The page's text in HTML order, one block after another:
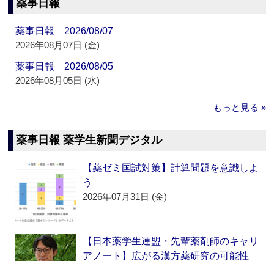
薬事日報
薬事日報 2026/08/07
2026年08月07日 (金)
薬事日報 2026/08/05
2026年08月05日 (水)
もっと見る »
薬事日報 薬学生新聞デジタル
【薬ゼミ国試対策】計算問題を意識しよ
う
2026年07月31日 (金)
【日本薬学生連盟・先輩薬剤師のキャリ
アノート】広がる漢方薬研究の可能性